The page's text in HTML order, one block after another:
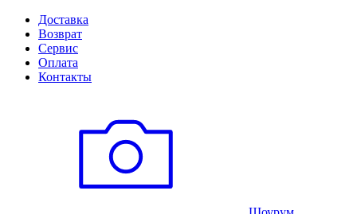
Доставка
Возврат
Сервис
Оплата
Контакты